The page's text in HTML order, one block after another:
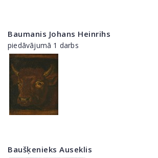
Baumanis Johans Heinrihs
piedāvājumā 1 darbs
Baušķenieks Auseklis